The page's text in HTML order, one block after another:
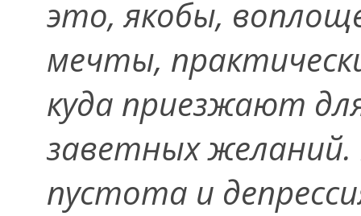
это, якобы,
мечты,
куда приезжают
заветных
пустота и